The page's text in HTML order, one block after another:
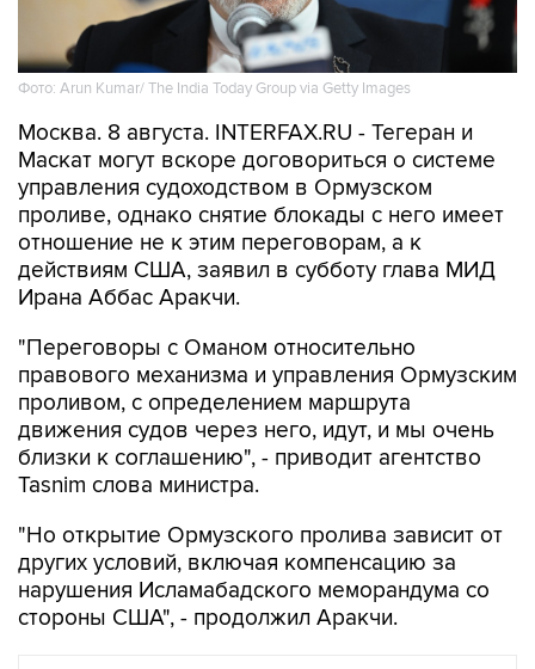
Фото: Arun Kumar/ The India Today Group via Getty Images
Москва. 8 августа. INTERFAX.RU - Тегеран и
Маскат могут вскоре договориться о системе
управления судоходством в Ормузском
проливе, однако снятие блокады с него имеет
отношение не к этим переговорам, а к
действиям США, заявил в субботу глава МИД
Ирана Аббас Аракчи.
"Переговоры с Оманом относительно
правового механизма и управления Ормузским
проливом, с определением маршрута
движения судов через него, идут, и мы очень
близки к соглашению", - приводит агентство
Tasnim слова министра.
"Но открытие Ормузского пролива зависит от
других условий, включая компенсацию за
нарушения Исламабадского меморандума со
стороны США", - продолжил Аракчи.